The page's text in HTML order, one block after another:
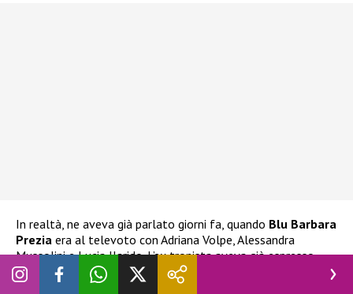
In realtà, ne aveva già parlato giorni fa, quando Blu Barbara
Prezia era al televoto con Adriana Volpe, Alessandra
Mussolini e Lucia Ilarido. L’ex tronista aveva già espresso
l’intenzione di ritirarsinel caso Blu fosse stata eliminata.
Ha espresso la stessa decisione anche alla stessa Prezia, che